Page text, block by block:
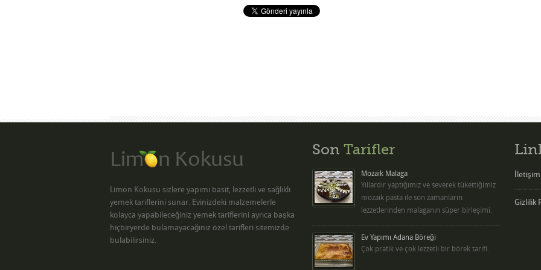
Limon Kokusu sizlere yapımı basit, lezzetli ve sağlıklı
yemek tariflerini sunar. Evinizdeki malzemelerle
kolayca yapabileceğiniz yemek tariflerini ayrıca başka
hiçbiryerde bulamayacağınız özel tarifleri sitemizde
bulabilirsiniz.
Son Tarifler
Mozaik Malaga
Yıllardır yaptığımız ve severek tükettiğimiz
mozaik pasta ile son zamanların
lezzetlerinden malaganın süper birleşimi.
Ev Yapımı Adana Böreği
Çok pratik ve çok lezzetli bir börek tarifi.
İletişim
Gizlilik